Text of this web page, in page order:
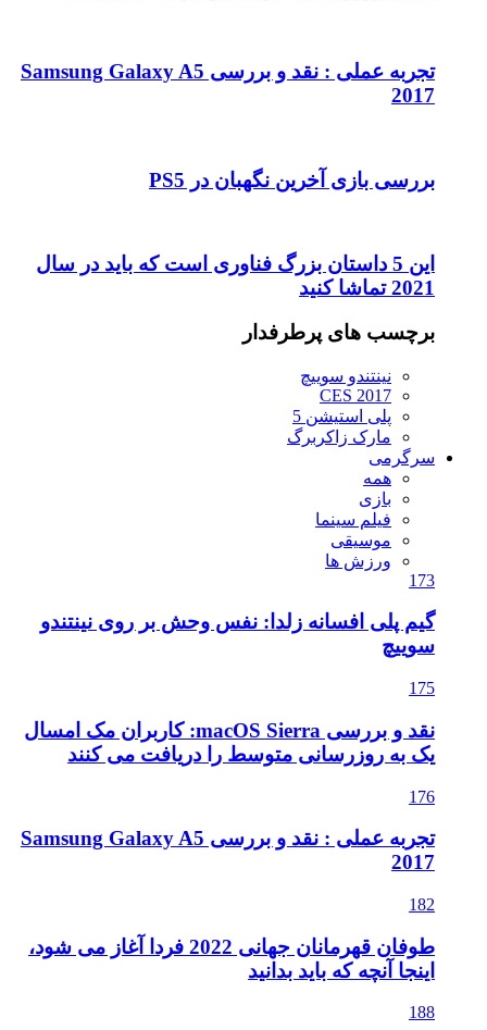
تجربه عملی : نقد و بررسی Samsung Galaxy A5
2017
بررسی بازی آخرین نگهبان در PS5
این 5 داستان بزرگ فناوری است که باید در سال
2021 تماشا کنید
برچسب های پرطرفدار
نینتندو سوییچ
CES 2017
پلی استیشن 5
مارک زاکربرگ
سرگرمی
همه
بازی
فیلم سینما
موسیقی
ورزش ها
173
گیم پلی افسانه زلدا: نفس وحش بر روی نینتندو
سوییچ
175
نقد و بررسی macOS Sierra: کاربران مک امسال
یک به روزرسانی متوسط را دریافت می کنند
176
تجربه عملی : نقد و بررسی Samsung Galaxy A5
2017
182
طوفان قهرمانان جهانی 2022 فردا آغاز می شود،
اینجا آنچه که باید بدانید
188